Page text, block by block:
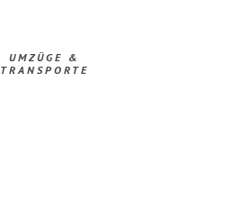
UMZÜGE &
TRANSPORTE